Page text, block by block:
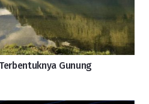
Gunung